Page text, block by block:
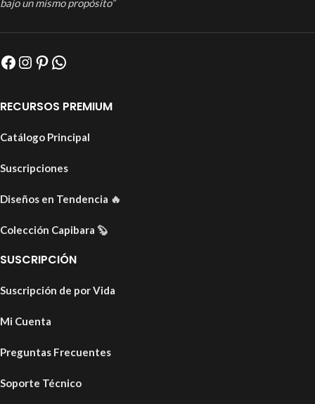
bajo un mismo propósito”
RECURSOS PREMIUM
Catálogo Principal
Suscripciones
Diseños en Tendencia 🔥
Colección Capibara 🦫
SUSCRIPCIÓN
Suscripción de por Vida
Mi Cuenta
Preguntas Frecuentes
Soporte Técnico